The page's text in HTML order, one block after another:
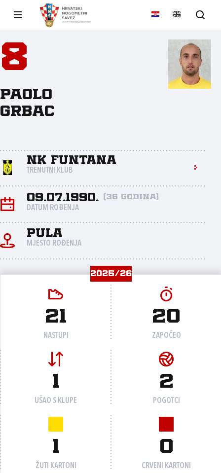
8
Paolo
Grbac
NK Funtana
TRENUTNI KLUB
09.07.1990. (36 godina)
DATUM ROĐENJA
Pula
MJESTO ROĐENJA
2025/26
21
NASTUPI
20
ZAPOČEO
1
UŠAO S KLUPE
2
POGOTCI
1
ŽUTI KARTONI
0
CRVENI KARTONI